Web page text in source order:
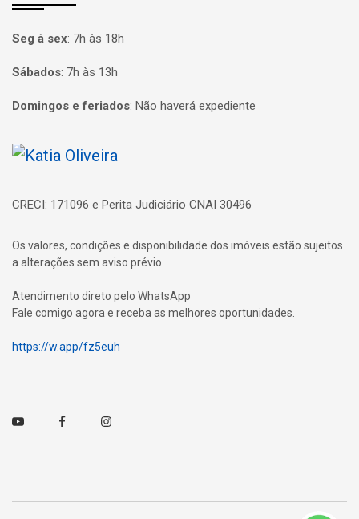
Seg à sex: 7h às 18h
Sábados: 7h às 13h
Domingos e feriados: Não haverá expediente
Página inicial
CRECI: 171096 e Perita Judiciário CNAI 30496
Os valores, condições e disponibilidade dos imóveis estão sujeitos
a alterações sem aviso prévio.
Atendimento direto pelo WhatsApp
Fale comigo agora e receba as melhores oportunidades.
https://w.app/fz5euh
Youtube FacebookInstagram